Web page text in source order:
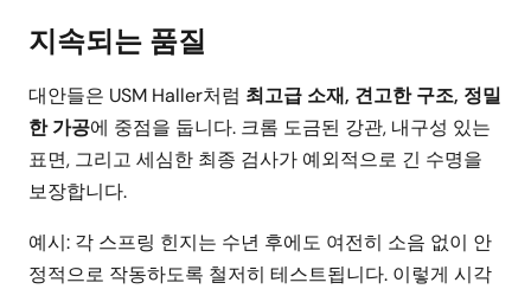
지속되는 품질
대안들은 USM Haller처럼 최고급 소재, 견고한 구조, 정밀
한 가공에 중점을 둡니다. 크롬 도금된 강관, 내구성 있는
표면, 그리고 세심한 최종 검사가 예외적으로 긴 수명을
보장합니다.
예시: 각 스프링 힌지는 수년 후에도 여전히 소음 없이 안
정적으로 작동하도록 철저히 테스트됩니다. 이렇게 시각